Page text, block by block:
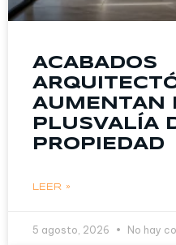
ACABADOS
AUMENTAN
PLUSVALÍA
PROPIEDAD
LEER »
5 agosto, 2026 No hay